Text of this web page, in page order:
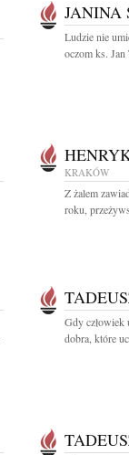
JANINA
Ludzie nie
oczom ks.
KRAKÓW
Z żalem
roku,
Gdy człowiek
dobra, które